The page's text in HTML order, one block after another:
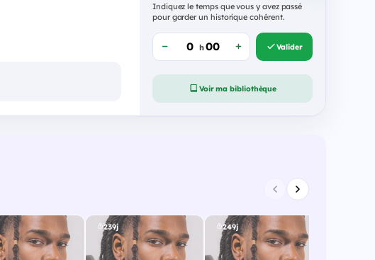
Indiquez le temps que vous y avez passé
pour garder un historique cohérent.
h Valider
Voir ma bibliothèque
239j 249j